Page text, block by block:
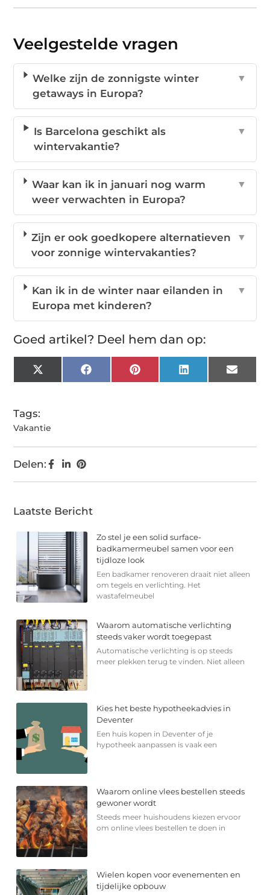
Veelgestelde vragen
Welke zijn de zonnigste winter
getaways in Europa?
▼
Is Barcelona geschikt als
wintervakantie?
▼
Waar kan ik in januari nog warm
weer verwachten in Europa?
▼
Zijn er ook goedkopere alternatieven
voor zonnige wintervakanties?
▼
Kan ik in de winter naar eilanden in
Europa met kinderen?
▼
Goed artikel? Deel hem dan op:
X
(Twitter)
FacebookPinterest LinkedIn Email
Tags:
Vakantie
Delen:
Laatste Bericht
Zo stel je een solid surface-
badkamermeubel samen voor een
tijdloze look
Een badkamer renoveren draait niet alleen
om tegels en verlichting. Het
wastafelmeubel
Waarom automatische verlichting
steeds vaker wordt toegepast
Automatische verlichting is op steeds
meer plekken terug te vinden. Niet alleen
Kies het beste hypotheekadvies in
Deventer
Een huis kopen in Deventer of je
hypotheek aanpassen is vaak een
Waarom online vlees bestellen steeds
gewoner wordt
Steeds meer huishoudens kiezen ervoor
om online vlees bestellen te doen in
Wielen kopen voor evenementen en
tijdelijke opbouw